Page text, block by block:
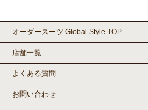
オーダースーツ Global Style TOP
店舗一覧
よくある質問
お問い合わせ